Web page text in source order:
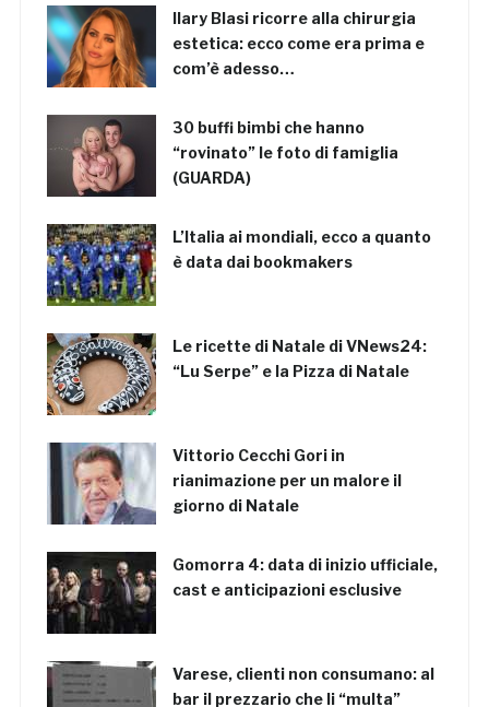
Ilary Blasi ricorre alla chirurgia
estetica: ecco come era prima e
com’è adesso…
30 buffi bimbi che hanno
“rovinato” le foto di famiglia
(GUARDA)
L’Italia ai mondiali, ecco a quanto
è data dai bookmakers
Le ricette di Natale di VNews24:
“Lu Serpe” e la Pizza di Natale
Vittorio Cecchi Gori in
rianimazione per un malore il
giorno di Natale
Gomorra 4: data di inizio ufficiale,
cast e anticipazioni esclusive
Varese, clienti non consumano: al
bar il prezzario che li “multa”